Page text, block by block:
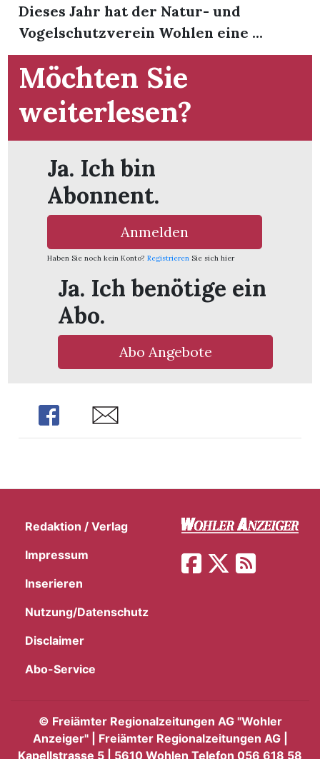
Dieses Jahr hat der Natur- und
Vogelschutzverein Wohlen eine ...
Möchten Sie
weiterlesen?
Ja. Ich bin
Abonnent.
Anmelden
Haben Sie noch kein Konto? Registrieren Sie sich hier
Ja. Ich benötige ein
Abo.
Abo Angebote
Share Share
Redaktion / Verlag
Impressum
Inserieren
Nutzung/Datenschutz
Disclaimer
Abo-Service
© Freiämter Regionalzeitungen AG "Wohler
Anzeiger" | Freiämter Regionalzeitungen AG |
Kapellstrasse 5 | 5610 Wohlen Telefon 056 618 58